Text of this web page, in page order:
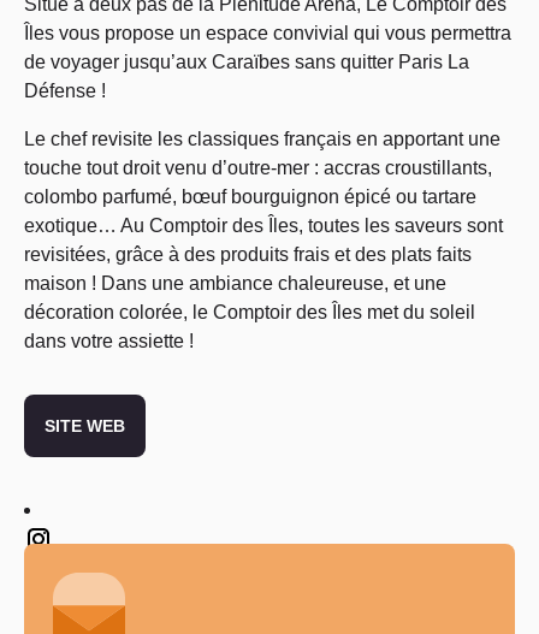
Situé à deux pas de la Plenitude Arena, Le Comptoir des
Îles vous propose un espace convivial qui vous permettra
de voyager jusqu’aux Caraïbes sans quitter Paris La
Défense !
Le chef revisite les classiques français en apportant une
touche tout droit venu d’outre-mer : accras croustillants,
colombo parfumé, bœuf bourguignon épicé ou tartare
exotique… Au Comptoir des Îles, toutes les saveurs sont
revisitées, grâce à des produits frais et des plats faits
maison ! Dans une ambiance chaleureuse, et une
décoration colorée, le Comptoir des Îles met du soleil
dans votre assiette !
SITE WEB